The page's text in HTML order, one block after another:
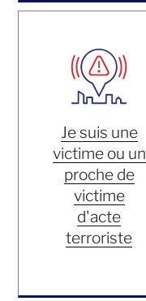
Je suis une
victime ou un
proche de
victime
d'acte
terroriste